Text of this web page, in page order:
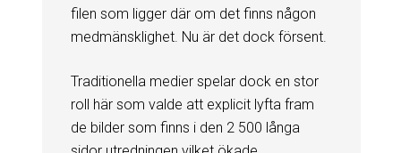
filen som ligger där om det finns någon
medmänsklighet. Nu är det dock försent.
Traditionella medier spelar dock en stor
roll här som valde att explicit lyfta fram
de bilder som finns i den 2 500 långa